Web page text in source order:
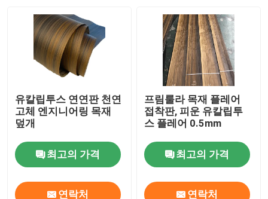
유칼립투스 연연판 천연
고체 엔지니어링 목재
덮개
최고의 가격
연락처
프림룰라 목재 플레어
접착판, 피운 유칼립투
스 플레어 0.5mm
최고의 가격
연락처